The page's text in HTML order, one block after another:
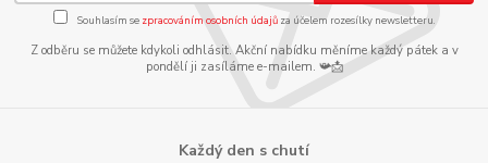
Souhlasím se zpracováním osobních údajůza účelem rozesílky newsletteru.
Z odběru se můžete kdykoli odhlásit. Akční nabídku měníme každý pátek a v
pondělí ji zasíláme e-mailem. 📯📩
Každý den s chutí